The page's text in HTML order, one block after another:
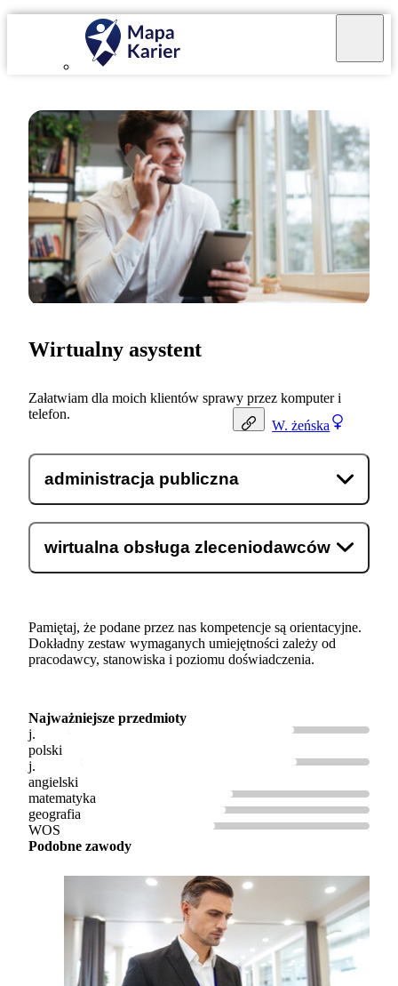
W. żeńska
Wirtualny asystent
Załatwiam dla moich klientów sprawy przez komputer i
telefon.
administracja publiczna
wirtualna obsługa zleceniodawców
Pamiętaj, że podane przez nas kompetencje są orientacyjne.
Dokładny zestaw wymaganych umiejętności zależy od
pracodawcy, stanowiska i poziomu doświadczenia.
Najważniejsze przedmioty
j.
polski
j.
angielski
matematyka
geografia
WOS
Podobne zawody